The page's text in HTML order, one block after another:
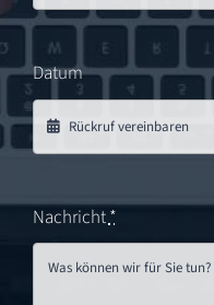
Datum
Nachricht*